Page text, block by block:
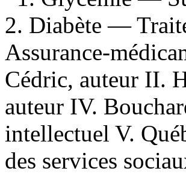
2. Diabète —
Assurance-
Cédric, auteur II.
auteur IV.
intellectuel V.
des services